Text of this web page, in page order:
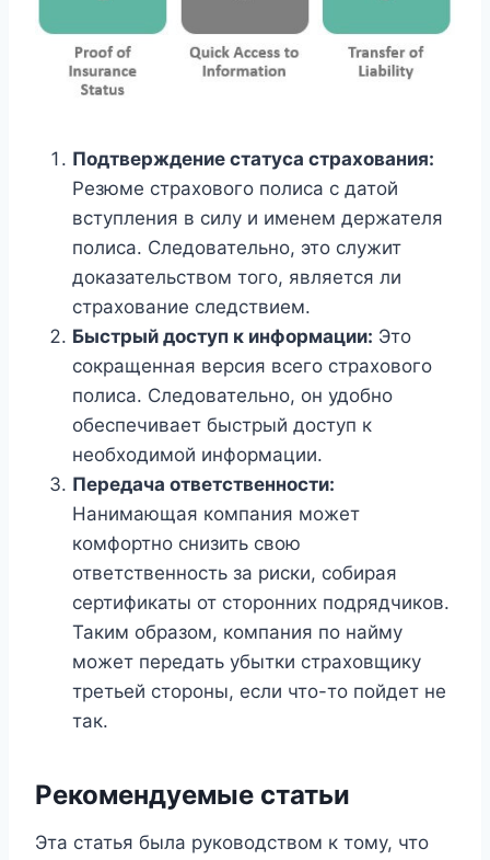
Подтверждение статуса страхования:
Резюме страхового полиса с датой
вступления в силу и именем держателя
полиса. Следовательно, это служит
доказательством того, является ли
страхование следствием.
Быстрый доступ к информации: Это
сокращенная версия всего страхового
полиса. Следовательно, он удобно
обеспечивает быстрый доступ к
необходимой информации.
Передача ответственности:
Нанимающая компания может
комфортно снизить свою
ответственность за риски, собирая
сертификаты от сторонних подрядчиков.
Таким образом, компания по найму
может передать убытки страховщику
третьей стороны, если что-то пойдет не
так.
Рекомендуемые статьи
Эта статья была руководством к тому, что